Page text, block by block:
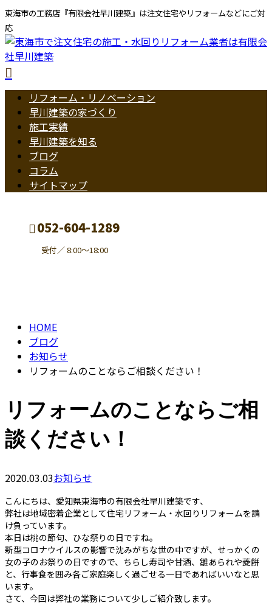
東海市の工務店『有限会社早川建築』は注文住宅やリフォームなどにご対
応
リフォーム・リノベーション
早川建築の家づくり
施工実績
早川建築を知る
ブログ
コラム
サイトマップ
052-604-1289
受付／ 8:00～18:00
HOME
ブログ
お知らせ
リフォームのことならご相談ください！
リフォームのことならご相
談ください！
2020.03.03お知らせ
こんにちは、愛知県東海市の有限会社早川建築です、
弊社は地域密着企業として住宅リフォーム・水回りリフォームを請
け負っています。
本日は桃の節句、ひな祭りの日ですね。
新型コロナウイルスの影響で沈みがちな世の中ですが、せっかくの
女の子のお祭りの日ですので、ちらし寿司や甘酒、雛あられや菱餅
と、行事食を囲み各ご家庭楽しく過ごせる一日であればいいなと思
います。
さて、今回は弊社の業務について少しご紹介致します。